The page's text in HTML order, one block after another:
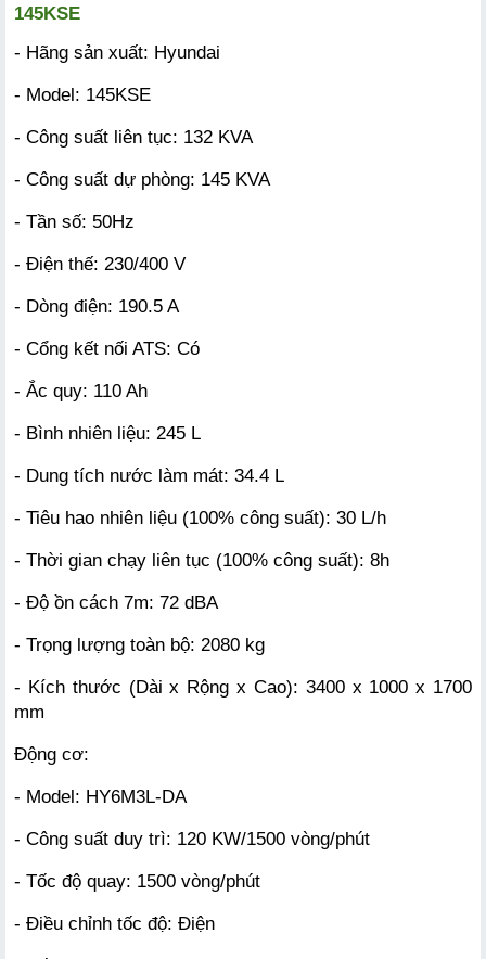
145KSE
- Hãng sản xuất: Hyundai
- Model: 145KSE
- Công suất liên tục: 132 KVA
- Công suất dự phòng: 145 KVA
- Tần số: 50Hz
- Điện thế: 230/400 V
- Dòng điện: 190.5 A
- Cổng kết nối ATS: Có
- Ắc quy: 110 Ah
- Bình nhiên liệu: 245 L
- Dung tích nước làm mát: 34.4 L
- Tiêu hao nhiên liệu (100% công suất): 30 L/h
- Thời gian chạy liên tục (100% công suất): 8h
- Độ ồn cách 7m: 72 dBA
- Trọng lượng toàn bộ: 2080 kg
- Kích thước (Dài x Rộng x Cao): 3400 x 1000 x 1700
mm
Động cơ:
- Model: HY6M3L-DA
- Công suất duy trì: 120 KW/1500 vòng/phút
- Tốc độ quay: 1500 vòng/phút
- Điều chỉnh tốc độ: Điện